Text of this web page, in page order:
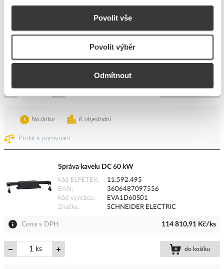
Povolit vše
Povolit výběr
Odmítnout
Kód ELFETEX
11.592.497
EAN
3606486980750
SCHNEIDER ELECTRIC
57 109,18 Kč/ks
ks do košíku
Přidat k porovnání
K objednání
Na dotaz
Správa kavelu DC 60 kW
Kód ELFETEX
11.592.495
EAN
3606487097556
Kód výrobce
EVA1D60S01
Značka
SCHNEIDER ELECTRIC
Cena s DPH 114 810,91 Kč/ks
ks do košíku